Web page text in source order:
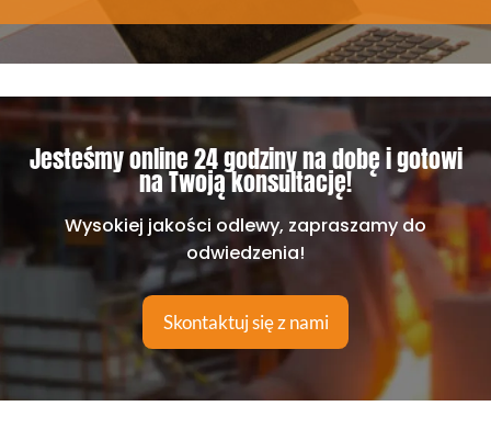
Jesteśmy online 24 godziny na dobę i gotowi
na Twoją konsultację!
Wysokiej jakości odlewy, zapraszamy do
odwiedzenia!
Skontaktuj się z nami